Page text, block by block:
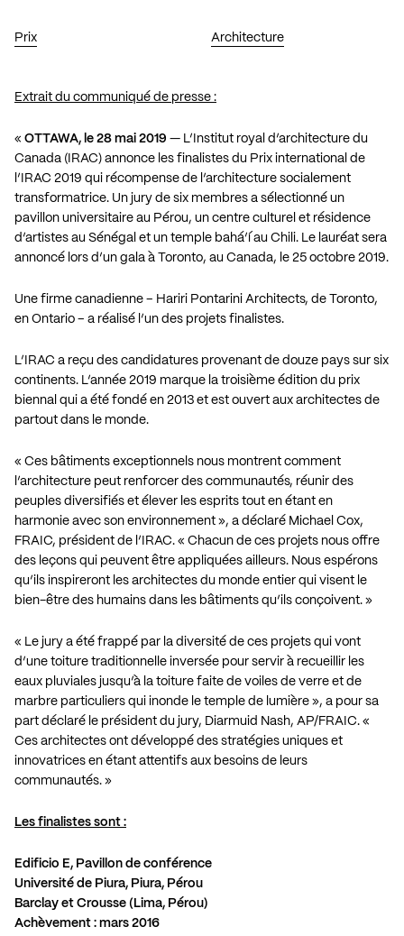
Prix Architecture
Extrait du communiqué de presse :
« OTTAWA, le 28 mai 2019 — L’Institut royal d’architecture du
Canada (IRAC) annonce les finalistes du Prix international de
l’IRAC 2019 qui récompense de l’architecture socialement
transformatrice. Un jury de six membres a sélectionné un
pavillon universitaire au Pérou, un centre culturel et résidence
d’artistes au Sénégal et un temple bahá’í au Chili. Le lauréat sera
annoncé lors d’un gala à Toronto, au Canada, le 25 octobre 2019.
Une firme canadienne – Hariri Pontarini Architects, de Toronto,
en Ontario – a réalisé l’un des projets finalistes.
L’IRAC a reçu des candidatures provenant de douze pays sur six
continents. L’année 2019 marque la troisième édition du prix
biennal qui a été fondé en 2013 et est ouvert aux architectes de
partout dans le monde.
« Ces bâtiments exceptionnels nous montrent comment
l’architecture peut renforcer des communautés, réunir des
peuples diversifiés et élever les esprits tout en étant en
harmonie avec son environnement », a déclaré Michael Cox,
FRAIC, président de l’IRAC. « Chacun de ces projets nous offre
des leçons qui peuvent être appliquées ailleurs. Nous espérons
qu’ils inspireront les architectes du monde entier qui visent le
bien-être des humains dans les bâtiments qu’ils conçoivent. »
« Le jury a été frappé par la diversité de ces projets qui vont
d’une toiture traditionnelle inversée pour servir à recueillir les
eaux pluviales jusqu’à la toiture faite de voiles de verre et de
marbre particuliers qui inonde le temple de lumière », a pour sa
part déclaré le président du jury, Diarmuid Nash, AP/FRAIC. «
Ces architectes ont développé des stratégies uniques et
innovatrices en étant attentifs aux besoins de leurs
communautés. »
Les finalistes sont :
Edificio E, Pavillon de conférence
Université de Piura, Piura, Pérou
Barclay et Crousse (Lima, Pérou)
Achèvement : mars 2016